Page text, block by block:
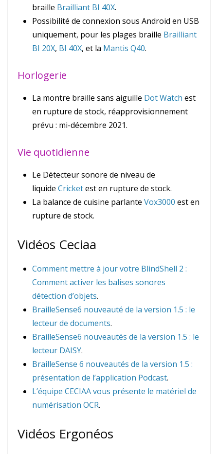
braille Brailliant BI 40X.
Possibilité de connexion sous Android en USB
uniquement, pour les plages braille Brailliant
BI 20X, BI 40X, et la Mantis Q40.
Horlogerie
La montre braille sans aiguille Dot Watch est
en rupture de stock, réapprovisionnement
prévu : mi-décembre 2021.
Vie quotidienne
Le Détecteur sonore de niveau de
liquide Cricketest en rupture de stock.
La balance de cuisine parlante Vox3000 est en
rupture de stock.
Vidéos Ceciaa
Comment mettre à jour votre BlindShell 2 :
Comment activer les balises sonores
détection d’objets.
BrailleSense6 nouveauté de la version 1.5 : le
lecteur de documents.
BrailleSense6 nouveautés de la version 1.5 : le
lecteur DAISY.
BrailleSense 6 nouveautés de la version 1.5 :
présentation de l’application Podcast.
L’équipe CECIAA vous présente le matériel de
numérisation OCR.
Vidéos Ergonéos